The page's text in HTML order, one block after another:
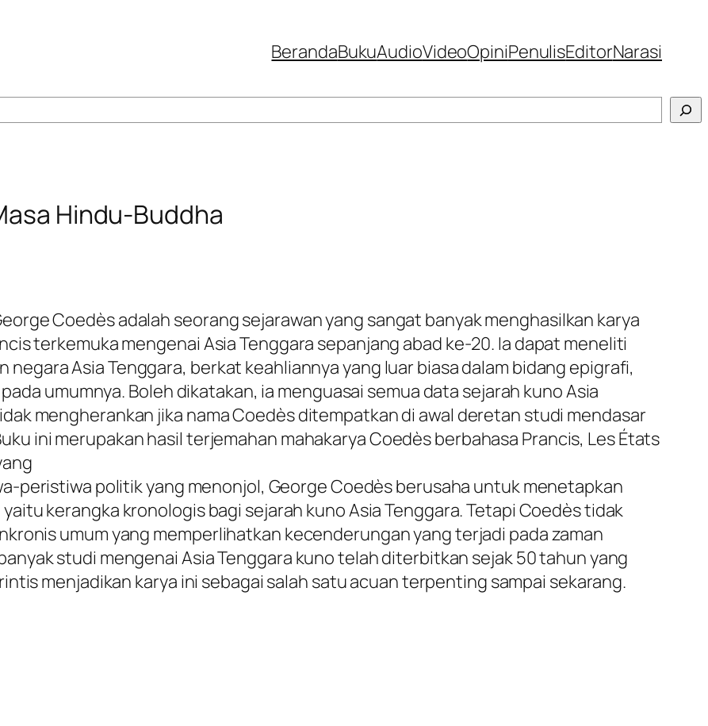
BerandaBukuAudioVideoOpiniPenulisEditorNarasi
Hindu-Buddha
Coedès adalah seorang sejarawan yang sangat banyak menghasilkan karya
terkemuka mengenai Asia Tenggara sepanjang abad ke-20. Ia dapat meneliti
Asia Tenggara, berkat keahliannya yang luar biasa dalam bidang epigrafi,
umumnya. Boleh dikatakan, ia menguasai semua data sejarah kuno Asia
mengherankan jika nama Coedès ditempatkan di awal deretan studi mendasar
ini merupakan hasil terjemahan mahakarya Coedès berbahasa Prancis, Les États
peristiwa politik yang menonjol, George Coedès berusaha untuk menetapkan
kerangka kronologis bagi sejarah kuno Asia Tenggara. Tetapi Coedès tidak
umum yang memperlihatkan kecenderungan yang terjadi pada zaman
studi mengenai Asia Tenggara kuno telah diterbitkan sejak 50 tahun yang
menjadikan karya ini sebagai salah satu acuan terpenting sampai sekarang.